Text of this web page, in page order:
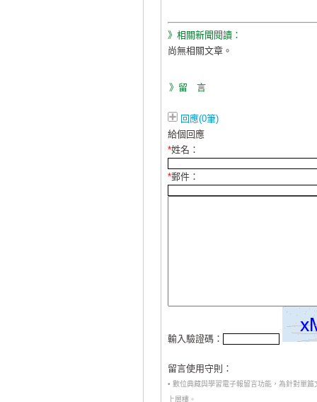
》相關新聞閱讀：
尚無相關文章。
》留 言
回應(0筆)
給個回應
*姓名：
*郵件：
輸入驗證碼：
留言使用守則：
• 數位典藏與學習電子報留言功能，為針對單
上層樓。